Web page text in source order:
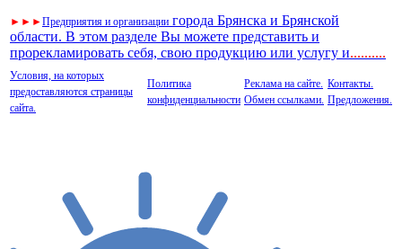
► ► ►Предприятия и организации города Брянска и Брянской
области. В этом разделе Вы можете представить и
прорекламировать себя, свою продукцию или услугу и..........
Условия, на которых
предоставляются страницы
сайта.
Политика
конфиденциальности
Реклама на сайте.
Обмен ссылками.
Контакты.
Предложения.